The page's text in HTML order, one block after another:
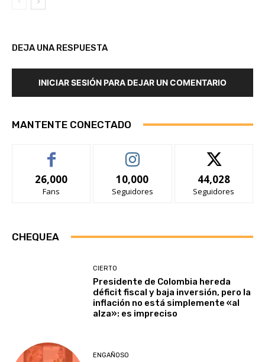
DEJA UNA RESPUESTA
INICIAR SESIÓN PARA DEJAR UN COMENTARIO
MANTENTE CONECTADO
26,000
Fans
10,000
Seguidores
44,028
Seguidores
CHEQUEA
CIERTO
Presidente de Colombia hereda
déficit fiscal y baja inversión, pero la
inflación no está simplemente «al
alza»: es impreciso
ENGAÑOSO